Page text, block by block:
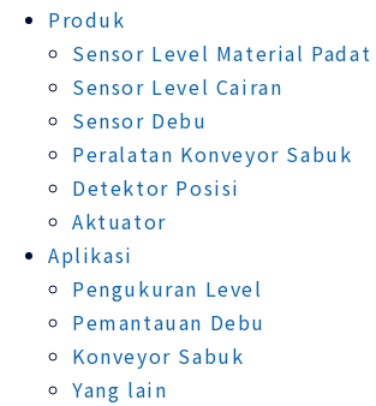
Produk
Sensor Level Material Padat
Sensor Level Cairan
Sensor Debu
Peralatan Konveyor Sabuk
Detektor Posisi
Aktuator
Aplikasi
Pengukuran Level
Pemantauan Debu
Konveyor Sabuk
Yang lain